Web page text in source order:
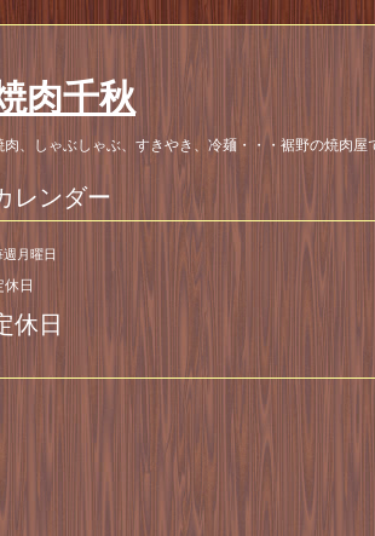
肉千秋
肉、しゃぶしゃぶ、すきやき、冷麺・・・裾野の焼肉屋
レンダー
週月曜日
休日
休日